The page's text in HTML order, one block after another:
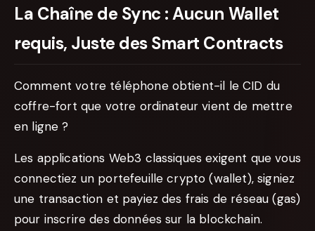
La Chaîne de Sync : Aucun Wallet
requis, Juste des Smart Contracts
Comment votre téléphone obtient-il le CID du
coffre-fort que votre ordinateur vient de mettre
en ligne ?
Les applications Web3 classiques exigent que vous
connectiez un portefeuille crypto (wallet), signiez
une transaction et payiez des frais de réseau (gas)
pour inscrire des données sur la blockchain.